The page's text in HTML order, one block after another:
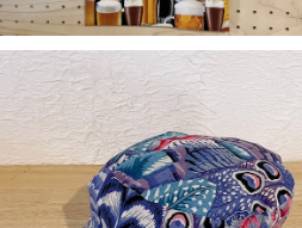
【y.y.williams】 リバーシブル ワーク
SOLD OUT